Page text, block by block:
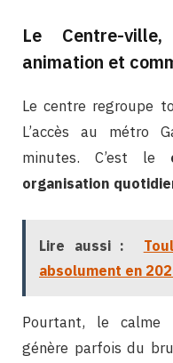
Le Centre-
animation et
Le centre regroupe
L’accès au métro
minutes. C’est le
organisation
Lire aussi :
absolument en
Pourtant, le calme
génère parfois du